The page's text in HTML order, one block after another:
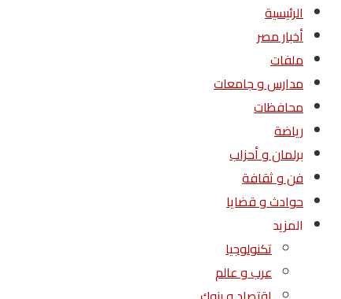
الرئيسية
أخبار مصر
ملفات
مدارس و جامعات
محافظات
رياضة
برلمان و أحزاب
فن و ثقافة
حوادث و قضايا
المزيد
تكنولوجيا
عرب و عالم